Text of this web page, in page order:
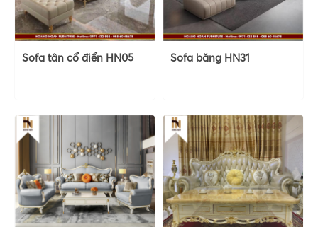
Sofa tân cổ điển HN05 Sofa băng HN31